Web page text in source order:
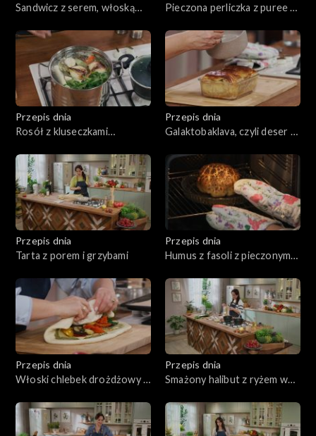
Sandwicz z serem, włoską
czerwoną cebulą
Pieczona perliczka z puree z
Przepis dnia
Rosół z kluseczkami
Przepis dnia
Galaktobaklava, czyli deser z
Przepis dnia
Tarta z porem i grzybami
Przepis dnia
Humus z fasoli z pieczonym
Przepis dnia
Włoski chlebek drożdżowy z
warzywami
Przepis dnia
Smażony halibut z ryżem w